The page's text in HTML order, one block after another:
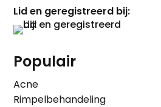
Lid en geregistreerd bij:
Populair
Acne
Rimpelbehandeling